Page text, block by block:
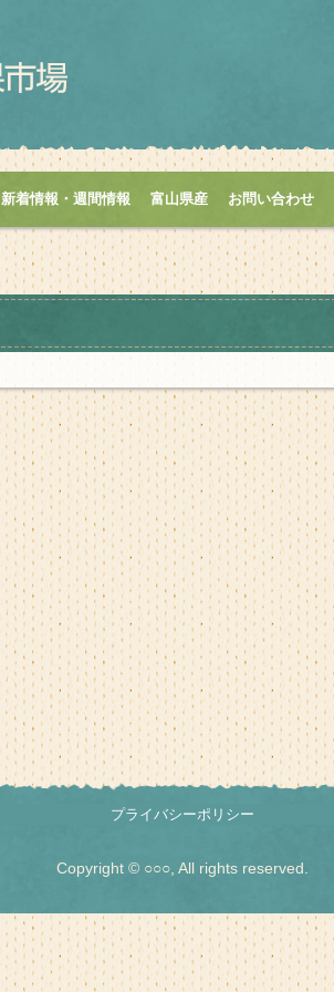
新着情報・週間情報 富山県産 お問い合わせ
プライバシーポリシー
Copyright © ○○○, All rights reserved.